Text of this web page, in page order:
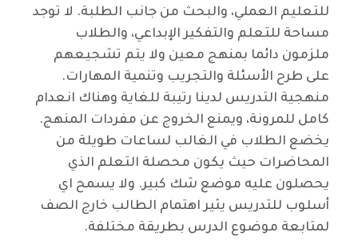
للتعليم العملي، والبحث من جانب الطلبة. لا توجد
مساحة للتعلم والتفكير الإبداعي، والطلاب
ملزمون دائما بمنهج معين ولا يتم تشجيعهم
على طرح الأسئلة والتجريب وتنمية المهارات.
منهجية التدريس لدينا رتيبة للغاية وهناك انعدام
كامل للمرونة، ويمنع الخروج عن مفردات المنهج.
يخضع الطلاب في الغالب لساعات طويلة من
المحاضرات حيث يكون محصلة التعلم الذي
يحصلون عليه موضع شك كبير. ولا يسمح اي
أسلوب للتدريس يثير اهتمام الطالب خارج الصف
لمتابعة موضوع الدرس بطريقة مختلفة.